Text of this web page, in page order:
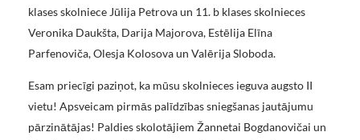
klases skolniece Jūlija Petrova un 11. b klases skolnieces
Veronika Daukšta, Darija Majorova, Estēlija Elīna
Parfenoviča, Olesja Kolosova un Valērija Sloboda.
Esam priecīgi paziņot, ka mūsu skolnieces ieguva augsto II
vietu! Apsveicam pirmās palīdzības sniegšanas jautājumu
pārzinātājas! Paldies skolotājiem Žannetai Bogdanovičai un